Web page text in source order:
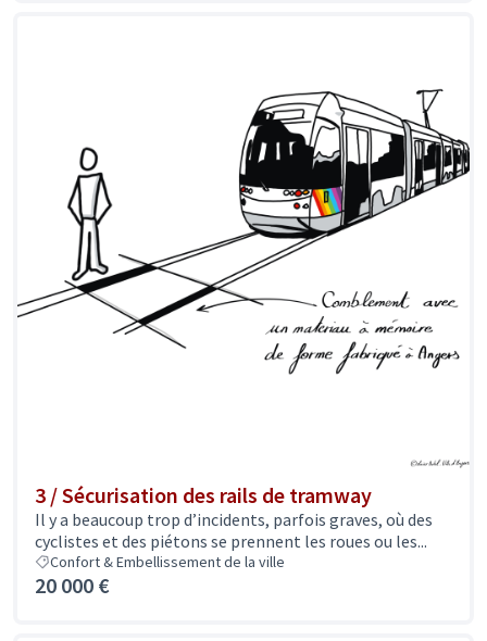
3 / Sécurisation des rails de tramway
Il y a beaucoup trop d’incidents, parfois graves, où des
cyclistes et des piétons se prennent les roues ou les...
Confort & Embellissement de la ville
20 000 €